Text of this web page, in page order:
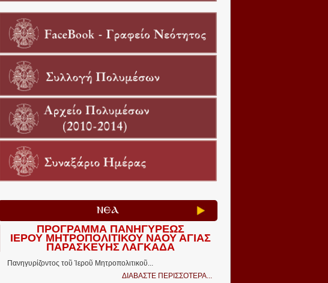
ΝΕΑ
ΠΡΟΓΡΑΜΜΑ ΠΑΝΗΓΥΡΕΩΣ
ΙΕΡΟΥ ΜΗΤΡΟΠΟΛΙΤΙΚΟΥ ΝΑΟΥ ΑΓΙΑΣ
ΠΑΡΑΣΚΕΥΗΣ ΛΑΓΚΑΔΑ
Πανηγυρίζοντος τοῦ Ἱεροῦ Μητροπολιτικοῦ...
ΔΙΑΒΑΣΤΕ ΠΕΡΙΣΣΟΤΕΡΑ...